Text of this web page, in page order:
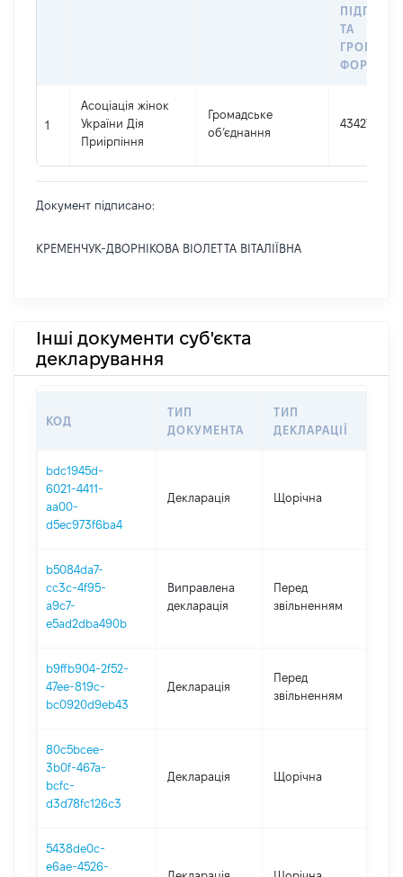
ТА
1
Асоціація жінок
України Дія
Приірпіння
Громадське
об’єднання
43427363
Документ підписано:
КРЕМЕНЧУК-ДВОРНІКОВА ВІОЛЕТТА ВІТАЛІЇВНА
Інші документи суб'єкта
декларування
КОД
ТИП
ДОКУМЕНТА
ТИП
ДЕКЛАРАЦІЇ
bdc1945d-
6021-4411-
aa00-
d5ec973f6ba4
Декларація Щорічна
b5084da7-
cc3c-4f95-
a9c7-
e5ad2dba490b
Виправлена
декларація
Перед
звільненням
b9ffb904-2f52-
47ee-819c-
bc0920d9eb43
Декларація
Перед
звільненням
80c5bcee-
3b0f-467a-
bcfc-
d3d78fc126c3
Декларація Щорічна
5438de0c-
e6ae-4526-